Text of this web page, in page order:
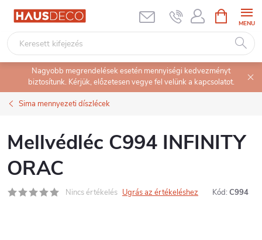
Ugrás
tartalomhoz
KOSÁR
Nagyobb megrendelések esetén mennyiségi kedvezményt
biztosítunk. Kérjük, előzetesen vegye fel velünk a kapcsolatot.
Sima mennyezeti díszlécek
Mellvédléc C994 INFINITY
ORAC
Nincs értékelés Ugrás az értékeléshez Kód: C994